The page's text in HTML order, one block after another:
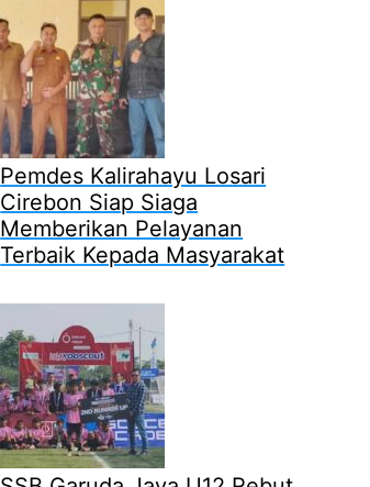
Pemdes Kalirahayu Losari
Cirebon Siap Siaga
Memberikan Pelayanan
Terbaik Kepada Masyarakat